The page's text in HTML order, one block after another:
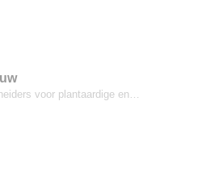
voor plantaardige en…